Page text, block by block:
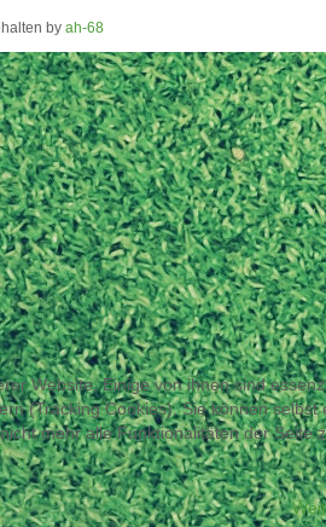
by ah-68
Website. Einige von ihnen sind
(Tracking Cookies). Sie können
mehr alle Funktionalitäten der Seite